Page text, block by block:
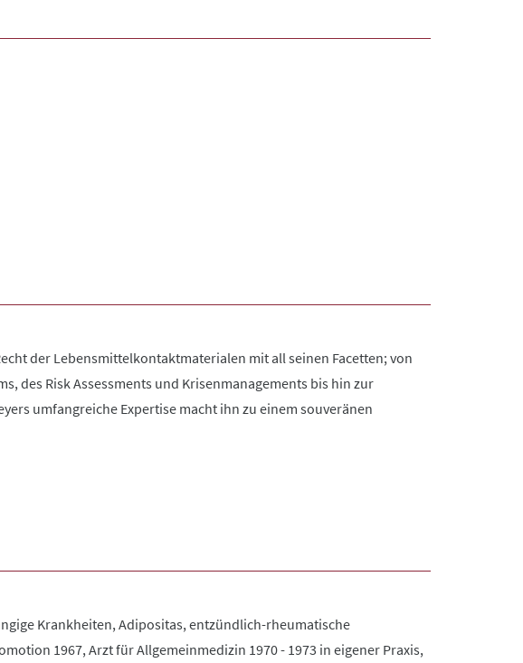
der Lebensmittelkontaktmaterialen mit all seinen Facetten; von
des Risk Assessments und Krisenmanagements bis hin zur
umfangreiche Expertise macht ihn zu einem souveränen
Krankheiten, Adipositas, entzündlich-rheumatische
1967, Arzt für Allgemeinmedizin 1970 - 1973 in eigener Praxis,